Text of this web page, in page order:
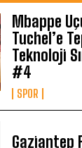
Mbappe
Tuchel’e
Teknoloji
#4
SPOR
Gaziantep